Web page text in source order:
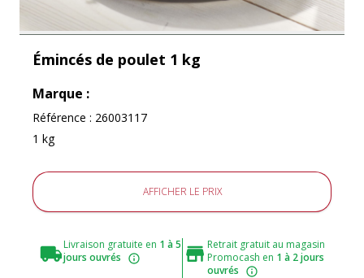
Émincés de poulet 1 kg
Marque :
Référence : 26003117
1 kg
AFFICHER LE PRIX
Livraison gratuite en 1 à 5
jours ouvrés
Retrait gratuit au magasin
Promocash en 1 à 2 jours
ouvrés